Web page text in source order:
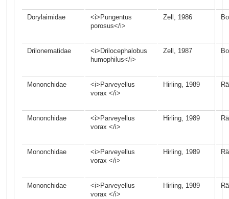
Dorylaimidae
<i>Pungentus
porosus</i>
Zell, 1986
Drilonematidae
<i>Drilocephalobus
humophilus</i>
Zell, 1987
Mononchidae
<i>Parveyellus
vorax </i>
Hirling, 1989
Mononchidae
<i>Parveyellus
vorax </i>
Hirling, 1989
Mononchidae
<i>Parveyellus
vorax </i>
Hirling, 1989
Mononchidae
<i>Parveyellus
vorax </i>
Hirling, 1989